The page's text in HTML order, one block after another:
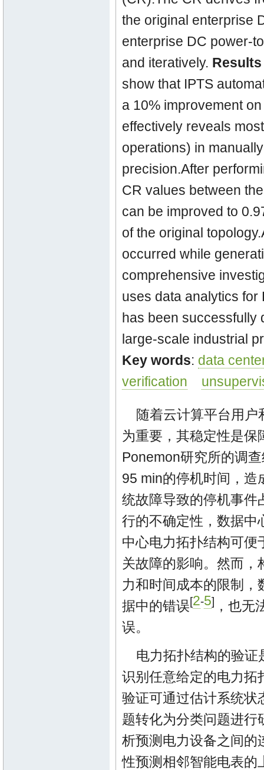
the original enterprise
enterprise DC power-
and iteratively. Results
show that IPTS
a 10% improvement
effectively reveals
operations) in
precision.After
CR values between
can be improved to
of the original
occurred while
comprehensive
uses data analytics
has been successfully
large-scale industrial
Key words: data
verification
随着云计算平台用
为重要，其稳定性是
Ponemon研究所的调
95 min的停机时间，造
统故障导致的停机事件
行的不确定性，数据中
中心电力拓扑结构可便
关故障的影响。然而
力和时间成本的限制
据中的错误[2-5] ，也无
误。
电力拓扑结构的验
识别任意给定的电力拓
验证可通过估计系统状
题转化为分类问题进行
析预测电力设备之间的
性预测相邻智能电表的